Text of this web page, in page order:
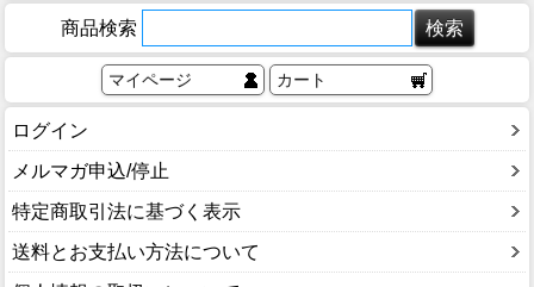
商品検索
マイページ カート
ログイン
メルマガ申込/停止
特定商取引法に基づく表示
送料とお支払い方法について